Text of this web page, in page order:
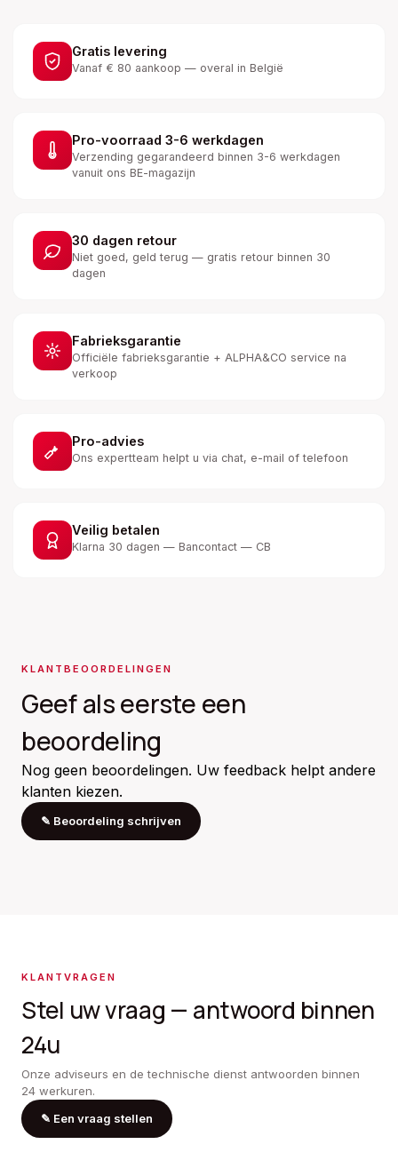
Gratis levering
Vanaf € 80 aankoop — overal in België
Pro-voorraad 3-6 werkdagen
Verzending gegarandeerd binnen 3-6 werkdagen
vanuit ons BE-magazijn
30 dagen retour
Niet goed, geld terug — gratis retour binnen 30
dagen
Fabrieksgarantie
Officiële fabrieksgarantie + ALPHA&CO service na
verkoop
Pro-advies
Ons expertteam helpt u via chat, e-mail of telefoon
Veilig betalen
Klarna 30 dagen — Bancontact — CB
KLANTBEOORDELINGEN
Geef als eerste een
beoordeling
Nog geen beoordelingen. Uw feedback helpt andere
klanten kiezen.
✎ Beoordeling schrijven
KLANTVRAGEN
Stel uw vraag — antwoord binnen
24u
Onze adviseurs en de technische dienst antwoorden binnen
24 werkuren.
✎ Een vraag stellen